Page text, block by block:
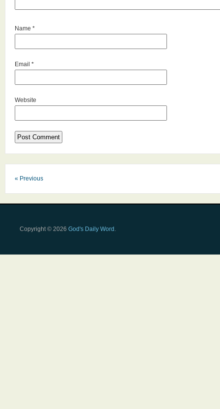
Name *
Email *
Website
« Previous
Copyright © 2026 God's Daily Word .